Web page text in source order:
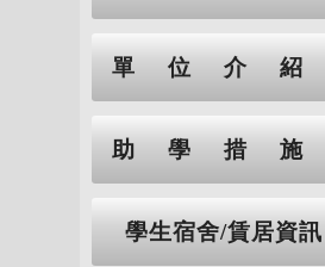
單位介紹
助學措施
學生宿舍/賃居資訊